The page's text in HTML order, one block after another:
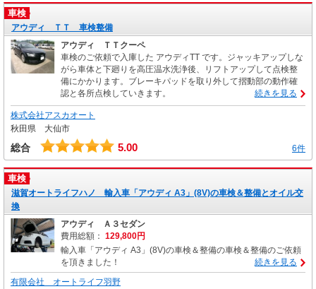
車検
アウディ ＴＴ 車検整備
アウディ ＴＴクーペ
車検のご依頼で入庫した アウディTT です。ジャッキアップしな
がら車体と下廻りを高圧温水洗浄後、リフトアップして点検整
備にかかります。ブレーキパッドを取り外して摺動部の動作確
認と各所点検していきます。
続きを見る
株式会社アスカオート
秋田県 大仙市
総合 5.00 6件
車検
滋賀オートライフハノ 輸入車「アウディ A3」(8V)の車検＆整備とオイル交
換
アウディ Ａ３セダン
費用総額： 129,800円
輸入車「アウディ A3」(8V)の車検＆整備の車検＆整備のご依頼
を頂きました！
続きを見る
有限会社 オートライフ羽野